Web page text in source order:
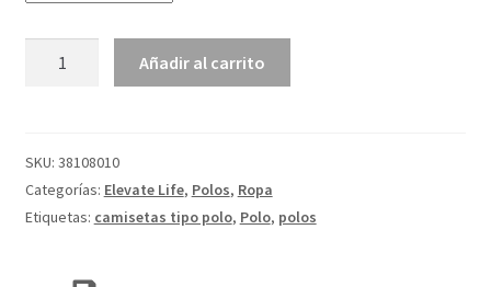
con
ribete
para
Añadir al carrito
SKU: 38108010
Categorías: Elevate Life, Polos, Ropa
Etiquetas: camisetas tipo polo, Polo, polos